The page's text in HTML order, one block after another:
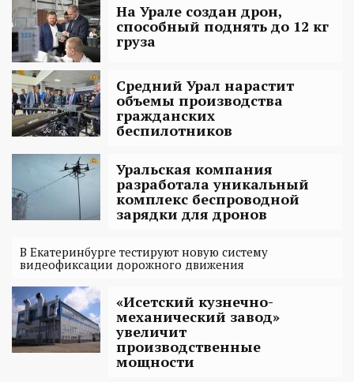
На Урале создан дрон,
способный поднять до 12 кг
груза
Средний Урал нарастит
объемы производства
гражданских
беспилотников
Уральская компания
разработала уникальный
комплекс беспроводной
зарядки для дронов
В Екатеринбурге тестируют новую систему
видеофиксации дорожного движения
«Исетский кузнечно-
механический завод»
увеличит
производственные
мощности